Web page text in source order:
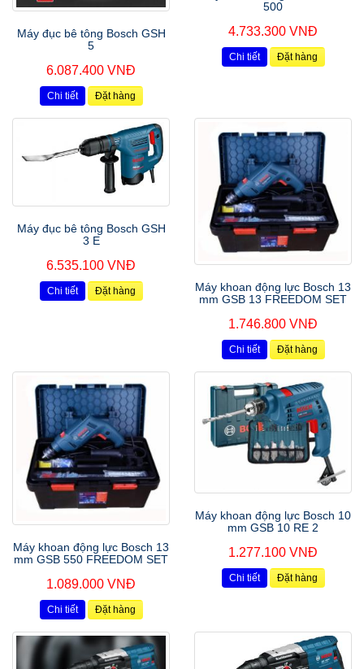
Máy đục bê tông Bosch GSH
5
6.087.400 VNĐ
Chi tiết Đặt hàng
500
4.733.300 VNĐ
Chi tiết Đặt hàng
Máy đục bê tông Bosch GSH
3 E
6.535.100 VNĐ
Chi tiết Đặt hàng
Máy khoan động lực Bosch 13
mm GSB 13 FREEDOM SET
1.746.800 VNĐ
Chi tiết Đặt hàng
Máy khoan động lực Bosch 13
mm GSB 550 FREEDOM SET
1.089.000 VNĐ
Chi tiết Đặt hàng
Máy khoan động lực Bosch 10
mm GSB 10 RE 2
1.277.100 VNĐ
Chi tiết Đặt hàng